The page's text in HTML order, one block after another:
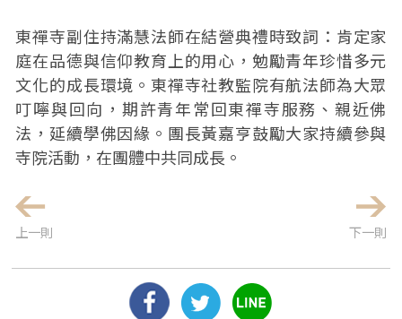
東禪寺副住持滿慧法師在結營典禮時致詞：肯定家
庭在品德與信仰教育上的用心，勉勵青年珍惜多元
文化的成長環境。東禪寺社教監院有航法師為大眾
叮嚀與回向，期許青年常回東禪寺服務、親近佛
法，延續學佛因緣。團長黃嘉亨鼓勵大家持續參與
寺院活動，在團體中共同成長。
上一則 下一則